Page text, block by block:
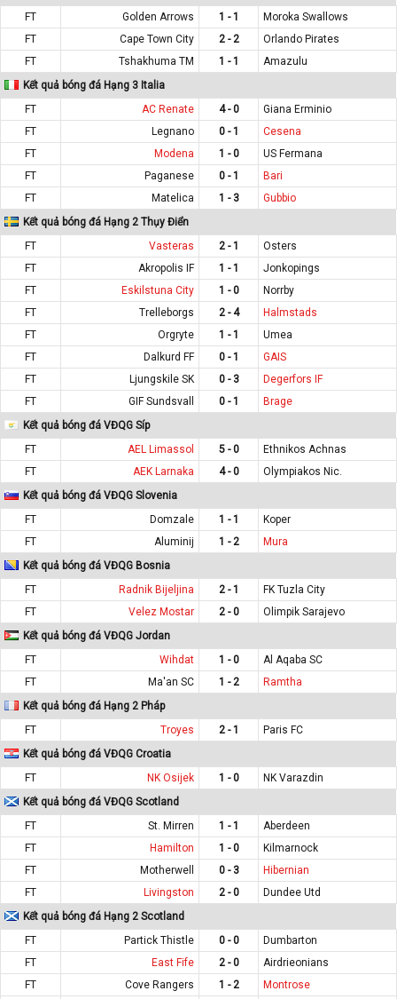
FT
Golden Arrows 1 - 1
Moroka Swallows
FT
Cape Town City 2 - 2
Orlando Pirates
FT
Tshakhuma TM 1 - 1
Amazulu
Kết quả bóng đá Hạng 3 Italia
FT
AC Renate 4 - 0
Giana Erminio
FT
Legnano 0 - 1
Cesena
FT
Modena 1 - 0
US Fermana
FT
Paganese 0 - 1
Bari
FT
Matelica 1 - 3
Gubbio
Kết quả bóng đá Hạng 2 Thụy Điển
FT
Vasteras 2 - 1
Osters
FT
Akropolis IF 1 - 1
Jonkopings
FT
Eskilstuna City 1 - 0
Norrby
FT
Trelleborgs 2 - 4
Halmstads
FT
Orgryte 1 - 1
Umea
FT
Dalkurd FF 0 - 1
GAIS
FT
Ljungskile SK 0 - 3
Degerfors IF
FT
GIF Sundsvall 0 - 1
Brage
Kết quả bóng đá VĐQG Síp
FT
AEL Limassol 5 - 0
Ethnikos Achnas
FT
AEK Larnaka 4 - 0
Olympiakos Nic.
Kết quả bóng đá VĐQG Slovenia
FT
Domzale 1 - 1
Koper
FT
Aluminij 1 - 2
Mura
Kết quả bóng đá VĐQG Bosnia
FT
Radnik Bijeljina 2 - 1
FK Tuzla City
FT
Velez Mostar 2 - 0
Olimpik Sarajevo
Kết quả bóng đá VĐQG Jordan
FT
Wihdat 1 - 0
Al Aqaba SC
FT
Ma'an SC 1 - 2
Ramtha
Kết quả bóng đá Hạng 2 Pháp
FT
Troyes 2 - 1
Paris FC
Kết quả bóng đá VĐQG Croatia
FT
NK Osijek 1 - 0
NK Varazdin
Kết quả bóng đá VĐQG Scotland
FT
St. Mirren 1 - 1
Aberdeen
FT
Hamilton 1 - 0
Kilmarnock
FT
Motherwell 0 - 3
Hibernian
FT
Livingston 2 - 0
Dundee Utd
Kết quả bóng đá Hạng 2 Scotland
FT
Partick Thistle 0 - 0
Dumbarton
FT
East Fife 2 - 0
Airdrieonians
FT
Cove Rangers 1 - 2
Montrose